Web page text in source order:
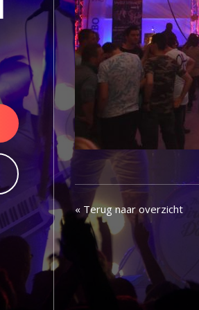
« Terug naar overzicht